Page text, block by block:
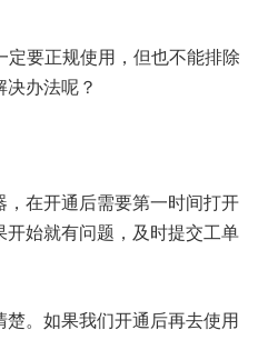
要正规使用，但也不能排除
办法呢？
在开通后需要第一时间打开
始就有问题，及时提交工单
。如果我们开通后再去使用